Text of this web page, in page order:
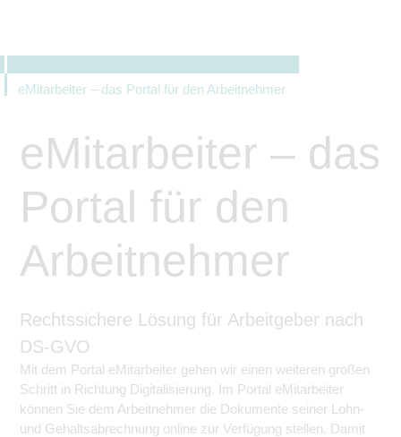
eMitarbeiter – das Portal für den Arbeitnehmer
eMitarbeiter – das
Portal für den
Arbeitnehmer
Rechtssichere Lösung für Arbeitgeber nach
DS-GVO
Mit dem Portal eMitarbeiter gehen wir einen weiteren großen
Schritt in Richtung Digitalisierung. Im Portal eMitarbeiter
können Sie dem Arbeitnehmer die Dokumente seiner Lohn-
und Gehaltsabrechnung online zur Verfügung stellen. Damit